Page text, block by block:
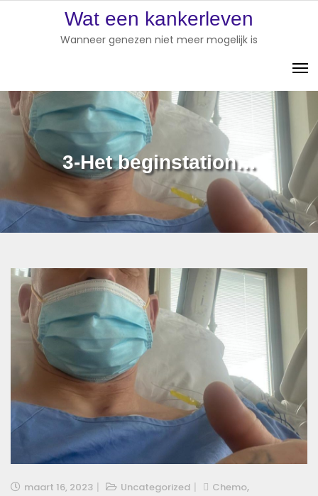
Wat een kankerleven
Wanneer genezen niet meer mogelijk is
3-Het beginstation…
maart 16, 2023 Uncategorized Chemo,